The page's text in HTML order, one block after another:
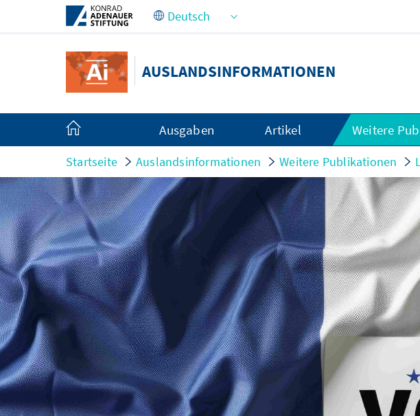
Zum Hauptinhalt springen
AUSLANDSINFORMATIONEN
Ausgaben Artikel Weitere
Startseite Auslandsinformationen Weitere Publikationen